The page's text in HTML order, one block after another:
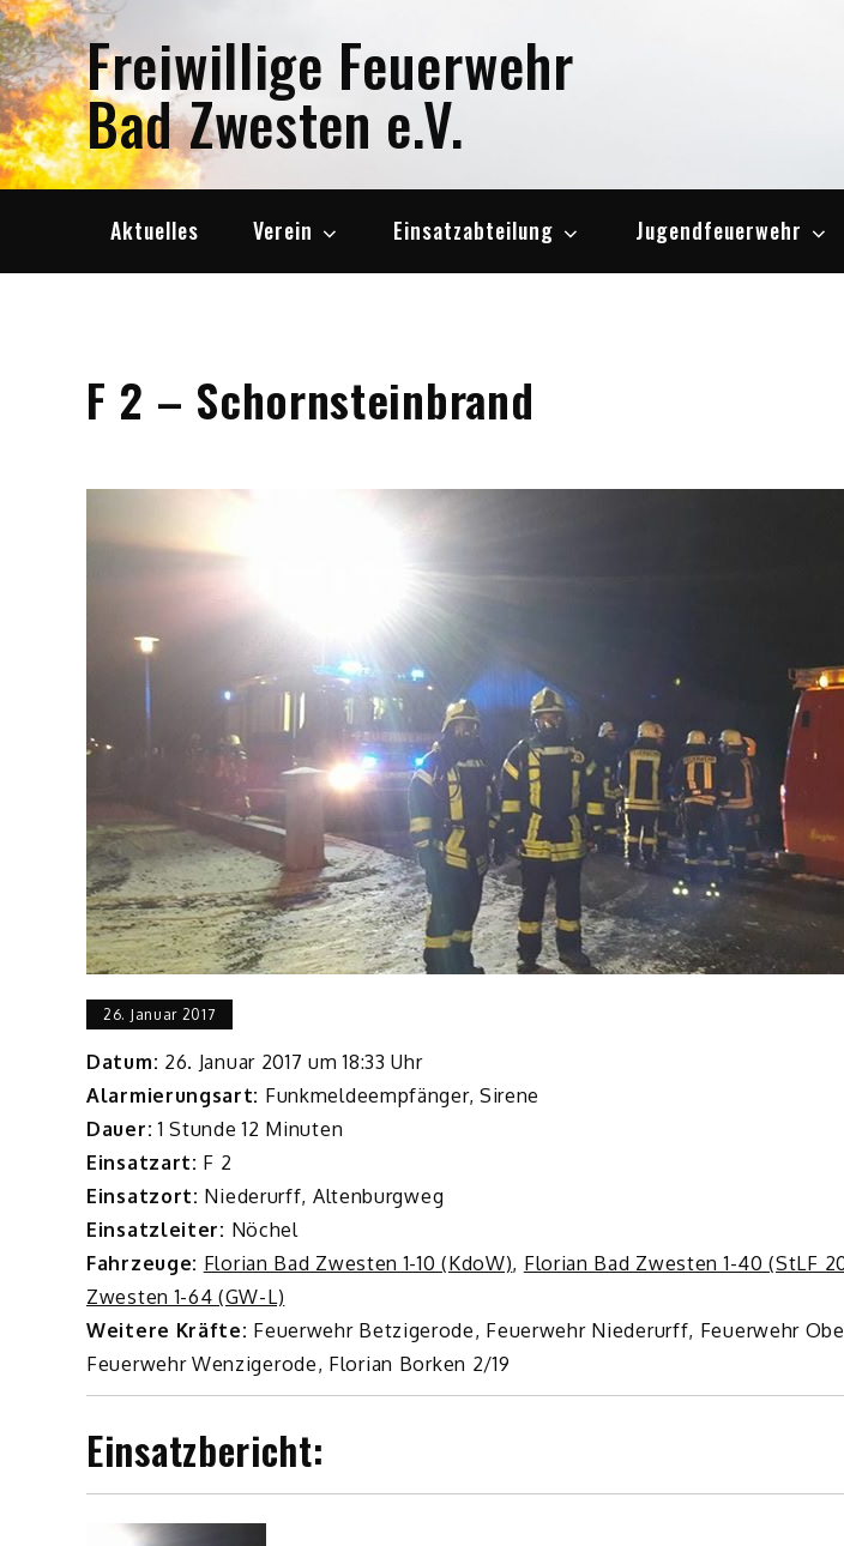
Skip
to
content Freiwillige Feuerwehr
Bad Zwesten e.V.
Aktuelles Verein Einsatzabteilung Jugendfeuerwehr
F 2 – Schornsteinbrand
26. Januar 2017
Datum: 26. Januar 2017 um 18:33 Uhr
Alarmierungsart: Funkmeldeempfänger, Sirene
Dauer: 1 Stunde 12 Minuten
Einsatzart: F 2
Einsatzort: Niederurff, Altenburgweg
Einsatzleiter: Nöchel
Fahrzeuge: Florian Bad Zwesten 1-10 (KdoW), Florian Bad Zwesten 1-40 (StLF
Zwesten 1-64 (GW-L)
Weitere Kräfte: Feuerwehr Betzigerode, Feuerwehr Niederurff, Feuerwehr
Feuerwehr Wenzigerode, Florian Borken 2/19
Einsatzbericht: